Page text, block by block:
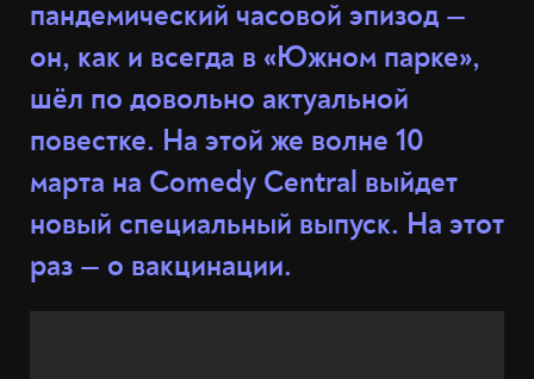
пандемический часовой эпизод —
он, как и всегда в «Южном парке»,
шёл по довольно актуальной
повестке. На этой же волне 10
марта на Comedy Central выйдет
новый специальный выпуск. На этот
раз — о вакцинации.